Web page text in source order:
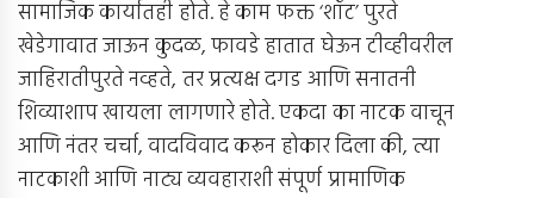
सामाजिक कार्यातही होते. हे काम फक्त ‘शॉट’ पुरते
खेडेगावात जाऊन कुदळ, फावडे हातात घेऊन टीव्हीवरील
जाहिरातीपुरते नव्हते, तर प्रत्यक्ष दगड आणि सनातनी
शिव्याशाप खायला लागणारे होते. एकदा का नाटक वाचून
आणि नंतर चर्चा, वादविवाद करून होकार दिला की, त्या
नाटकाशी आणि नाट्य व्यवहाराशी संपूर्ण प्रामाणिक